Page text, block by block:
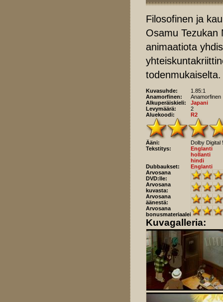
Filosofinen ja
Osamu Tezukan
animaatiota
todenmukaiselta.
Kuvasuhde:
1.85:1
Anamorfinen:
Anamorfinen
Alkuperäiskieli:
Japani
Levymäärä:
2
Aluekoodi:
R2
Ääni:
Dolby Digital
Tekstitys:
Englanti
hollanti
hindi
Dubbaukset:
Englanti
Arvosana
DVD:lle:
Arvosana
kuvasta:
Arvosana
äänestä:
Arvosana
bonusmateriaaleista:
Kuvagalleria: